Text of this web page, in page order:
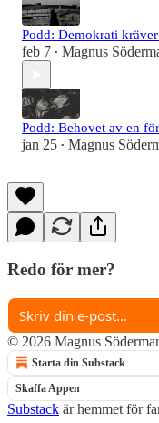
Podd: Demokrati
feb 7 • Magnus
Podd: Behovet av en
jan 25 • Magnus
Redo för mer?
© 2026 Magnus
Starta din Substack
Skaffa Appen
Substack är hemmet för